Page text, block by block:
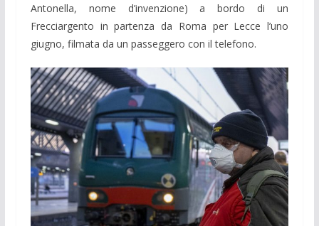
Antonella, nome d’invenzione) a bordo di un
Frecciargento in partenza da Roma per Lecce l’uno
giugno, filmata da un passeggero con il telefono.